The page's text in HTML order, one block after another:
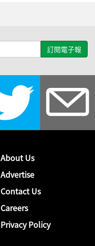
About Us
Advertise
Contact Us
Careers
Privacy Policy